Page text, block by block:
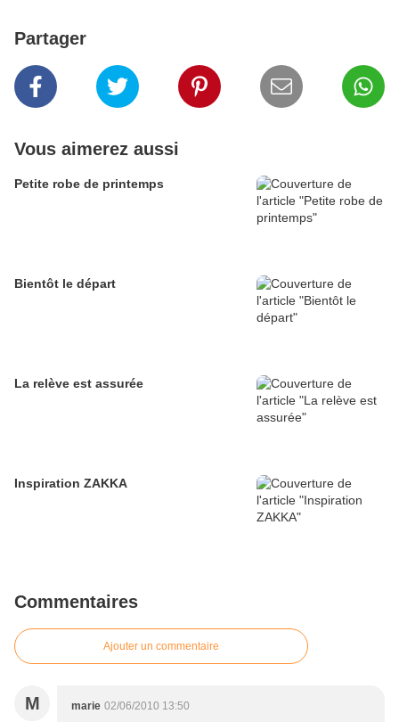
Partager
Vous aimerez aussi
Petite robe de printemps
Bientôt le départ
La relève est assurée
Inspiration ZAKKA
Commentaires
Ajouter un commentaire
M marie 02/06/2010 13:50